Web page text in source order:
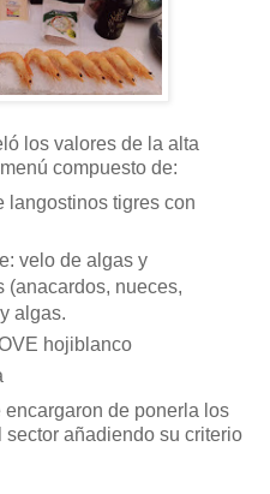
los valores de la alta
compuesto de:
langostinos tigres con
velo de algas y
(anacardos, nueces,
algas.
hojiblanco
de ponerla los
añadiendo su criterio